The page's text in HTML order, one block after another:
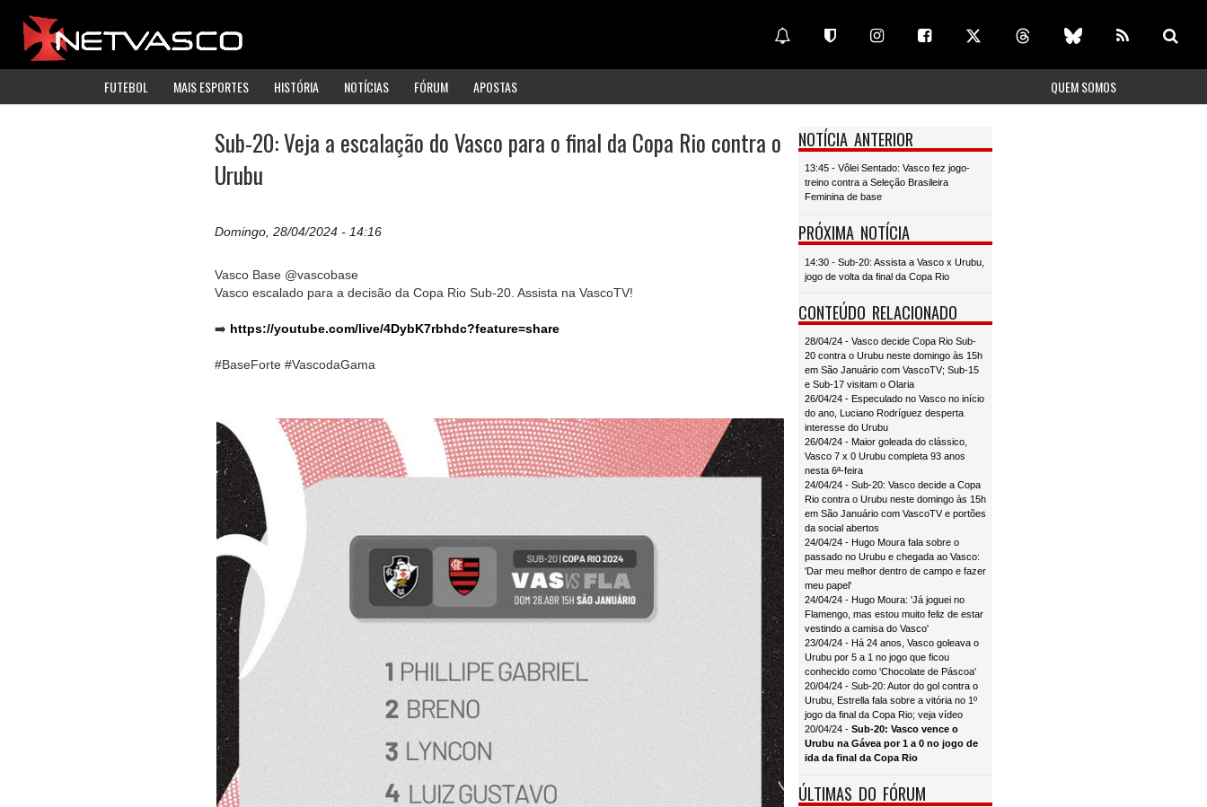
FUTEBOL MAIS ESPORTES HISTÓRIA NOTÍCIAS FÓRUM APOSTAS QUEM SOMOS
Sub-20: Veja a escalação do Vasco para o final da Copa Rio contra o
Urubu
Domingo, 28/04/2024 - 14:16
Vasco Base @vascobase
Vasco escalado para a decisão da Copa Rio Sub-20. Assista na VascoTV!
➡️ https://youtube.com/live/4DybK7rbhdc?feature=share
#BaseForte #VascodaGama
NOTÍCIA ANTERIOR
13:45 - Vôlei Sentado: Vasco fez jogo-
treino contra a Seleção Brasileira
Feminina de base
PRÓXIMA NOTÍCIA
14:30 - Sub-20: Assista a Vasco x Urubu,
jogo de volta da final da Copa Rio
CONTEÚDO RELACIONADO
28/04/24 - Vasco decide Copa Rio Sub-
20 contra o Urubu neste domingo às 15h
em São Januário com VascoTV; Sub-15
e Sub-17 visitam o Olaria
26/04/24 - Especulado no Vasco no início
do ano, Luciano Rodríguez desperta
interesse do Urubu
26/04/24 - Maior goleada do clássico,
Vasco 7 x 0 Urubu completa 93 anos
nesta 6ª-feira
24/04/24 - Sub-20: Vasco decide a Copa
Rio contra o Urubu neste domingo às 15h
em São Januário com VascoTV e portões
da social abertos
24/04/24 - Hugo Moura fala sobre o
passado no Urubu e chegada ao Vasco:
'Dar meu melhor dentro de campo e fazer
meu papel'
24/04/24 - Hugo Moura: 'Já joguei no
Flamengo, mas estou muito feliz de estar
vestindo a camisa do Vasco'
23/04/24 - Há 24 anos, Vasco goleava o
Urubu por 5 a 1 no jogo que ficou
conhecido como 'Chocolate de Páscoa'
20/04/24 - Sub-20: Autor do gol contra o
Urubu, Estrella fala sobre a vitória no 1º
jogo da final da Copa Rio; veja vídeo
20/04/24 - Sub-20: Vasco vence o
Urubu na Gávea por 1 a 0 no jogo de
ida da final da Copa Rio
ÚLTIMAS DO FÓRUM